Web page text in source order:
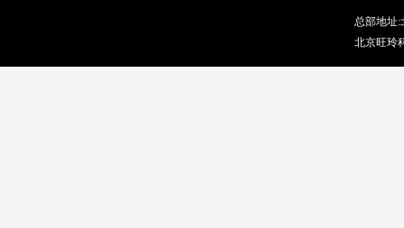
总部地址:
北京旺玲